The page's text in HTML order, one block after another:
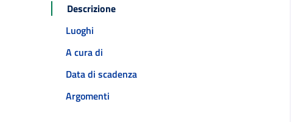
Descrizione
Luoghi
A cura di
Data di scadenza
Argomenti